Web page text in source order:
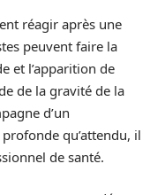
réagir après une
peuvent faire la
et l’apparition de
de la gravité de la
d’un
qu’attendu, il
de santé.